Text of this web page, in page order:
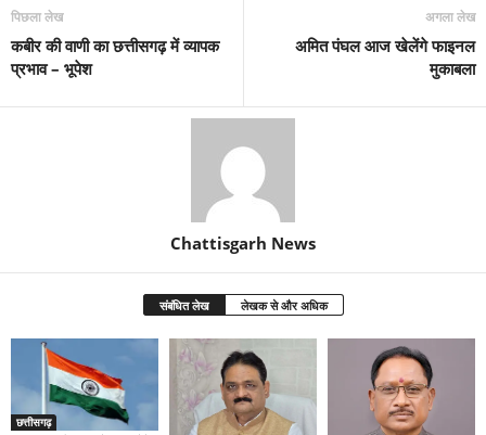
पिछला लेख
कबीर की वाणी का छत्तीसगढ़ में व्यापक
प्रभाव – भूपेश
अगला लेख
अमित पंघल आज खेलेंगे फाइनल
मुकाबला
Chattisgarh News
संबंधित लेख लेखक से और अधिक
छत्तीसगढ़